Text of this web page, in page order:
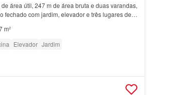
área útil, 247 m de área bruta e duas varandas,
fechado com jardim, elevador e três lugares de
no
m²
Elevador Jardim